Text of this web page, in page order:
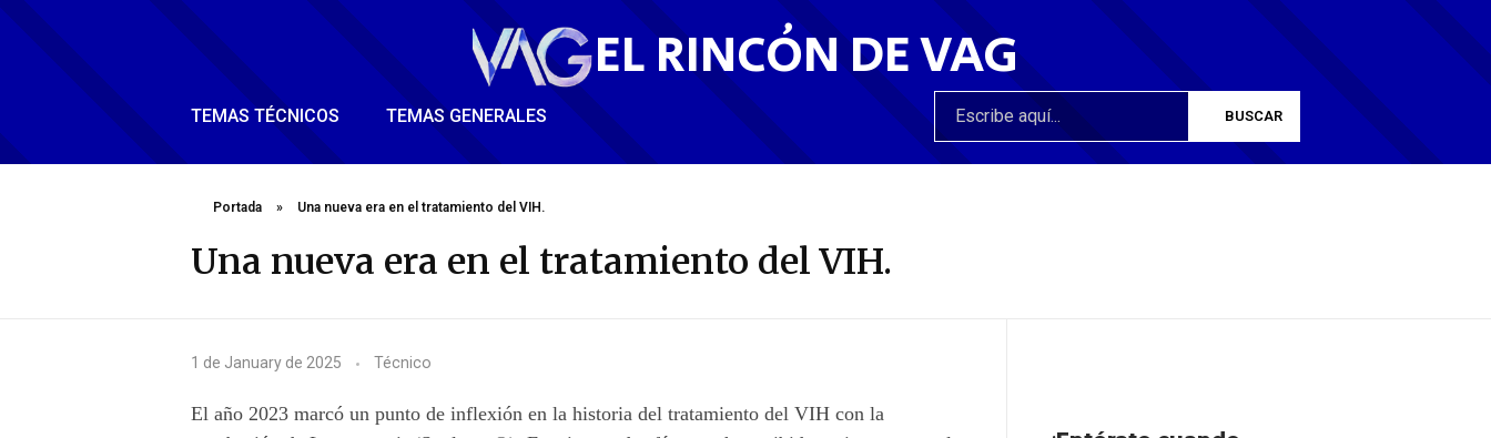
EL RINCÓN DE VAG
TEMAS TÉCNICOS TEMAS GENERALES
Portada » Una nueva era en el tratamiento del VIH.
Una nueva era en el tratamiento del VIH.
U
n
1 de January de 2025 Técnico
El año 2023 marcó un punto de inflexión en la historia del tratamiento del VIH con la